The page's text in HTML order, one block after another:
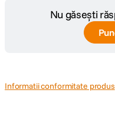
Nu găsești
Informatii conformitate produs